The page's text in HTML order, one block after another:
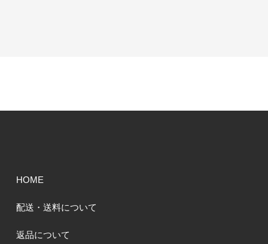
HOME
配送・送料について
返品について